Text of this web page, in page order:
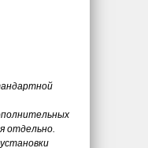
отдельно.